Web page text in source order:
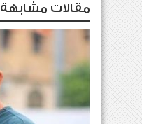
مقالات مشابهة